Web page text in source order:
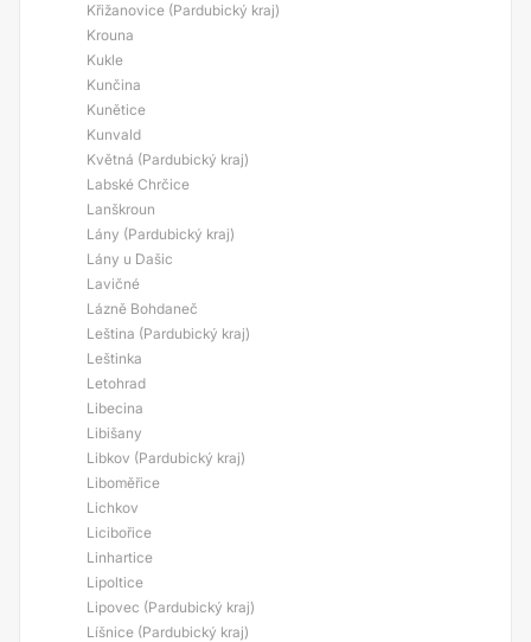
Křižanovice (Pardubický kraj)
Krouna
Kukle
Kunčina
Kunětice
Kunvald
Květná (Pardubický kraj)
Labské Chrčice
Lanškroun
Lány (Pardubický kraj)
Lány u Dašic
Lavičné
Lázně Bohdaneč
Leština (Pardubický kraj)
Leštinka
Letohrad
Libecina
Libišany
Libkov (Pardubický kraj)
Liboměřice
Lichkov
Licibořice
Linhartice
Lipoltice
Lipovec (Pardubický kraj)
Líšnice (Pardubický kraj)